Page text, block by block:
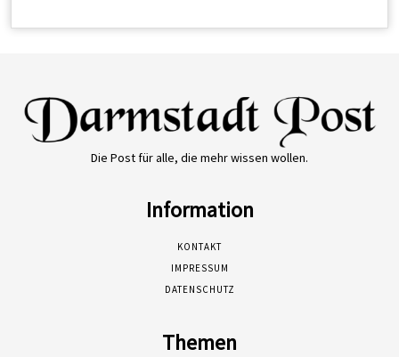
Die Post für alle, die mehr wissen wollen.
Information
KONTAKT
IMPRESSUM
DATENSCHUTZ
Themen